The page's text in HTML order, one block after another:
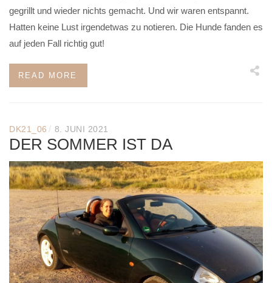
gegrillt und wieder nichts gemacht. Und wir waren entspannt.
Hatten keine Lust irgendetwas zu notieren. Die Hunde fanden es
auf jeden Fall richtig gut!
READ MORE
DK21_06 / 8. JUNI 2021
DER SOMMER IST DA